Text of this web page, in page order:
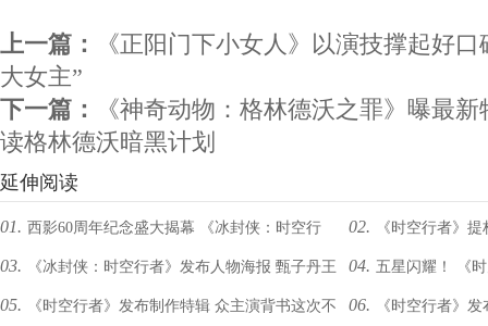
上一篇：
《正阳门下小女人》以演技撑起好
大女主”
下一篇：
《神奇动物：格林德沃之罪》曝最
读格林德沃暗黑计划
延伸阅读
01. 西影60周年纪念盛大揭幕 《冰封侠：时空行
者》正式定档
02. 《时空行者》
03. 《冰封侠：时空行者》发布人物海报 甄子丹王
宝强逆天改命决战凛冬
04. 五星闪耀！ 《
领衔今冬最强战
05. 《时空行者》发布制作特辑 众主演背书这次不 06. 《时空行者》